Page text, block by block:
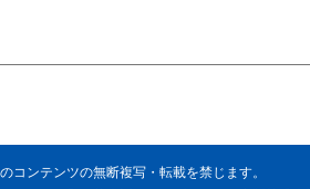
コンテンツの無断複写・転載を禁じます。